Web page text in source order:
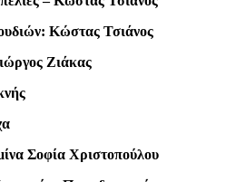
Κώστας Τσιάνος
Ζιάκας
Σοφία Χριστοπούλου